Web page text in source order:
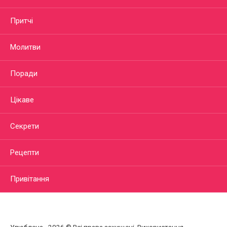
Притчі
Молитви
Поради
Цікаве
Секрети
Рецепти
Привітання